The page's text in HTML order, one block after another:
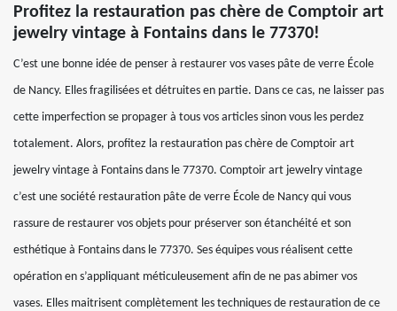
Profitez la restauration pas chère de Comptoir art
jewelry vintage à Fontains dans le 77370!
C’est une bonne idée de penser à restaurer vos vases pâte de verre École
de Nancy. Elles fragilisées et détruites en partie. Dans ce cas, ne laisser pas
cette imperfection se propager à tous vos articles sinon vous les perdez
totalement. Alors, profitez la restauration pas chère de Comptoir art
jewelry vintage à Fontains dans le 77370. Comptoir art jewelry vintage
c’est une société restauration pâte de verre École de Nancy qui vous
rassure de restaurer vos objets pour préserver son étanchéité et son
esthétique à Fontains dans le 77370. Ses équipes vous réalisent cette
opération en s’appliquant méticuleusement afin de ne pas abimer vos
vases. Elles maitrisent complètement les techniques de restauration de ce